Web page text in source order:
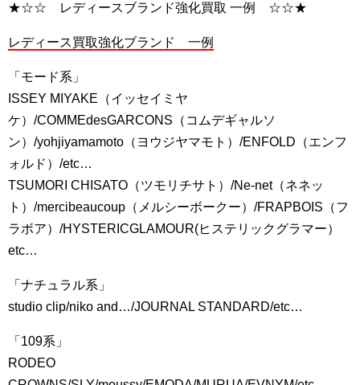
★☆☆ レディースブランド強化買取 一例 ☆☆★
レディース買取強化ブランド 一例
「モード系」
ISSEY MIYAKE（イッセイミヤ
ケ）/COMMEdesGARCONS（コムデギャルソ
ン）/yohjiyamamoto（ヨウジヤマモト）/ENFOLD（エンフ
ォルド）/etc…
TSUMORI CHISATO（ツモリチサト）/Ne-net（ネネッ
ト）/mercibeaucoup（メルシーボークー）/FRAPBOIS（フ
ラボア）/HYSTERICGLAMOUR(ヒステリックグラマー）
etc…
「ナチュラル系」
studio clip/niko and…/JOURNAL STANDARD/etc…
「109系」
RODEO